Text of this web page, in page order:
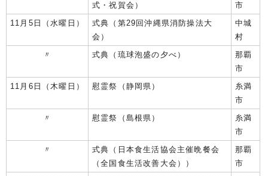
式・祝賀会）
市
11月5日（水曜日）
式典（第29回沖縄県消防操法大
会）
中城
村
〃
式典（琉球泡盛の夕べ）
那覇
市
11月6日（木曜日）
慰霊祭（静岡県）
糸満
市
〃
慰霊祭（島根県）
糸満
市
〃
式典（日本食生活協会主催晩餐会
（全国食生活改善大会））
那覇
市